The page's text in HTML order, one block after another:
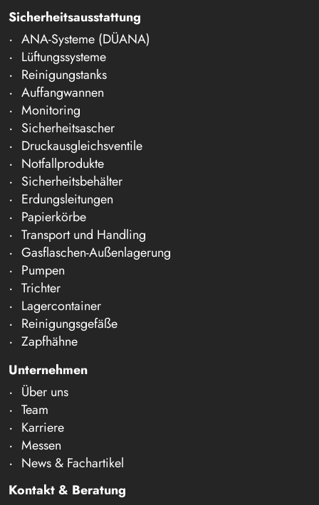
Sicherheitsausstattung
ANA-Systeme (DÜANA)
Lüftungssysteme
Reinigungstanks
Auffangwannen
Monitoring
Sicherheitsascher
Druckausgleichsventile
Notfallprodukte
Sicherheitsbehälter
Erdungsleitungen
Papierkörbe
Transport und Handling
Gasflaschen-Außenlagerung
Pumpen
Trichter
Lagercontainer
Reinigungsgefäße
Zapfhähne
Unternehmen
Über uns
Team
Karriere
Messen
News & Fachartikel
Kontakt & Beratung